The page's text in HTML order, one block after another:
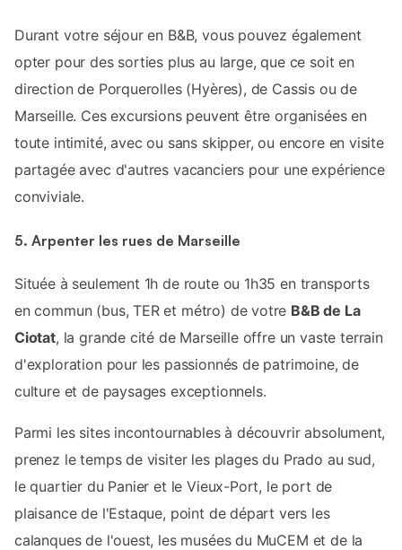
Durant votre séjour en B&B, vous pouvez également
opter pour des sorties plus au large, que ce soit en
direction de Porquerolles (Hyères), de Cassis ou de
Marseille. Ces excursions peuvent être organisées en
toute intimité, avec ou sans skipper, ou encore en visite
partagée avec d'autres vacanciers pour une expérience
conviviale.
5. Arpenter les rues de Marseille
Située à seulement 1h de route ou 1h35 en transports
en commun (bus, TER et métro) de votre B&B de La
Ciotat, la grande cité de Marseille offre un vaste terrain
d'exploration pour les passionnés de patrimoine, de
culture et de paysages exceptionnels.
Parmi les sites incontournables à découvrir absolument,
prenez le temps de visiter les plages du Prado au sud,
le quartier du Panier et le Vieux-Port, le port de
plaisance de l'Estaque, point de départ vers les
calanques de l'ouest, les musées du MuCEM et de la